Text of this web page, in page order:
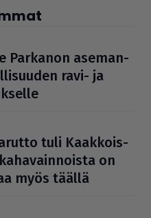
Parkanon ase­man­
ravi- ja
tuli Kaakkois-
on
myös täällä